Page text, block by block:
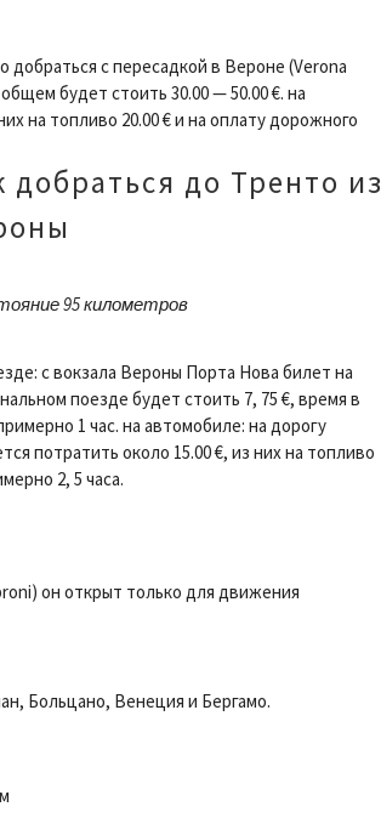
с пересадкой в Вероне (Verona
будет стоить 30.00 — 50.00 €. на
на топливо 20.00 € и на оплату дорожного
добраться до Тренто из
95 километров
с вокзала Вероны Порта Нова билет на
поезде будет стоить 7, 75 €, время в
1 час. на автомобиле: на дорогу
потратить около 15.00 €, из них на топливо
2, 5 часа.
он открыт только для движения
Больцано, Венеция и Бергамо.